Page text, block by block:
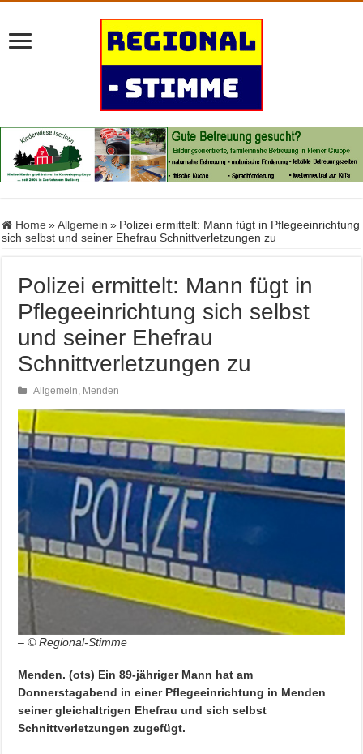
Home » Allgemein » Polizei ermittelt: Mann fügt in Pflegeeinrichtung
sich selbst und seiner Ehefrau Schnittverletzungen zu
Polizei ermittelt: Mann fügt in
Pflegeeinrichtung sich selbst
und seiner Ehefrau
Schnittverletzungen zu
Allgemein Menden
– © Regional-Stimme
Menden. (ots) Ein 89-jähriger Mann hat am
Donnerstagabend in einer Pflegeeinrichtung in Menden
seiner gleichaltrigen Ehefrau und sich selbst
Schnittverletzungen zugefügt.